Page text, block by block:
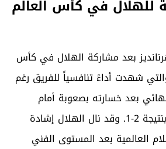
في كأس العالم
بعد مشاركة الهلال في كأس
للأندية 2025، والتي شهدت أداءً تنافسياً للفريق رغم
بعد خسارته بصعوبة أمام
فلومينينسي البرازيلي بنتيجة 2-1. وقد نال الهلال إشادة
العالمية بعد المستوى الفني